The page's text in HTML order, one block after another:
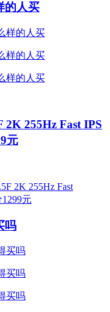
的人买
255Hz Fast IPS
元
吗